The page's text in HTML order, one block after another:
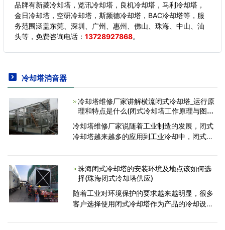
品牌有新菱冷却塔，览讯冷却塔，良机冷却塔，马利冷却塔，
金日冷却塔，空研冷却塔，斯频德冷却塔，BAC冷却塔等，服
务范围涵盖东莞、深圳、广州、惠州、佛山、珠海、中山、汕
头等， 免费咨询电话： 13728927868。
冷却塔消音器
冷却塔维修厂家讲解横流闭式冷却塔_运行原
理和特点是什么(闭式冷却塔工作原理与图解
冷却塔维修厂家说随着工业制造的发展，闭式
冷却塔越来越多的应用到工业冷却中，闭式冷
么今天华塔小编跟大家分享一下经典的HBY型
横流闭式冷却塔
珠海闭式冷却塔的安装环境及地点该如何选
择(珠海闭式冷却塔供应)
随着工业对环境保护的要求越来越明显，很多
客户选择使用闭式冷却塔作为产品的冷却设
塔安装场地的注意事项。 要了解闭式冷却塔的